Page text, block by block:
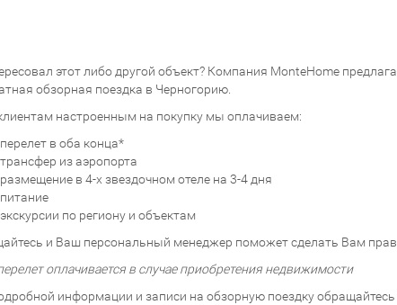
этот либо другой объект? Компания MonteHome
обзорная поездка в Черногорию.
настроенным на покупку мы оплачиваем:
перелет в оба конца*
трансфер из аэропорта
размещение в 4-х звездочном отеле на 3-4 дня
питание
экскурсии по региону и объектам
и Ваш персональный менеджер поможет сделать Вам
оплачивается в случае приобретения недвижимости
информации и записи на обзорную поездку